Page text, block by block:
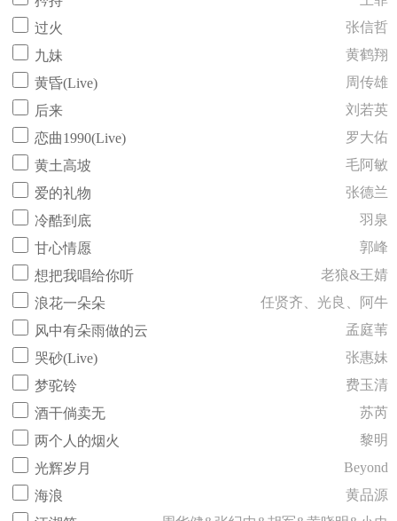
过火
张信哲
九妹
黄鹤翔
黄昏(Live)
周传雄
后来
刘若英
恋曲1990(Live)
罗大佑
黄土高坡
毛阿敏
爱的礼物
张德兰
冷酷到底
羽泉
甘心情愿
郭峰
想把我唱给你听
老狼&王婧
浪花一朵朵
任贤齐、光良、阿牛
风中有朵雨做的云
孟庭苇
哭砂(Live)
张惠妹
梦驼铃
费玉清
酒干倘卖无
苏芮
两个人的烟火
黎明
光辉岁月
Beyond
海浪
黄品源